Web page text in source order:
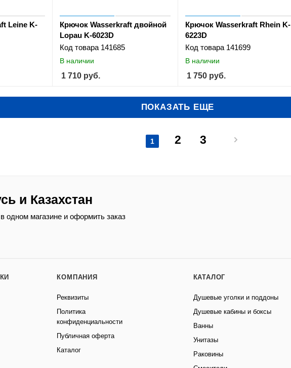
Leine K-
Крючок Wasserkraft двойной
Lopau K-6023D
Код товара 141685
В наличии
1 710руб.
Крючок Wasserkraft Rhein K-
6223D
Код товара 141699
В наличии
1 750 руб.
ПОКАЗАТЬ ЕЩЕ
1 2 3
и Казахстан
одном магазине и оформить заказ
КОМПАНИЯ
Реквизиты
Политика
конфиденциальности
Публичная оферта
Каталог
КАТАЛОГ
Душевые уголки и поддоны
Душевые кабины и боксы
Ванны
Унитазы
Раковины